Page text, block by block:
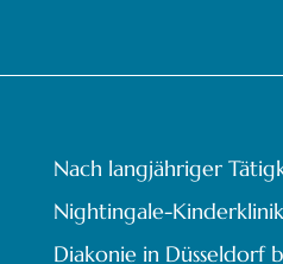
Nach langjähriger
Nightingale-
Diakonie in Düsseldorf